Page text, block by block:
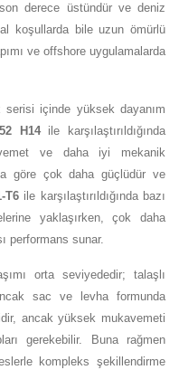
son derece üstündür ve deniz
koşullarda bile uzun ömürlü
ve offshore uygulamalarda
serisi içinde yüksek dayanım
H14ile karşılaştırıldığında
ve daha iyi mekanik
göre çok daha güçlüdür ve
T6 ile karşılaştırıldığında bazı
yaklaşırken, çok daha
performans sunar.
orta seviyededir; talaşlı
sac ve levha formunda
ancak yüksek mukavemeti
gerekebilir. Buna rağmen
kompleks şekillendirme